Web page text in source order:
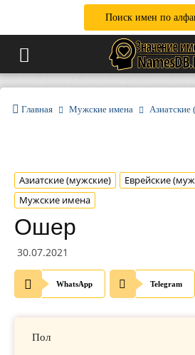
Поиск имен по
Главная Мужские имена Азиатские
Азиатские (мужские) Еврейские
Мужские имена
Ошер
30.07.2021
WhatsApp Telegram
Пол